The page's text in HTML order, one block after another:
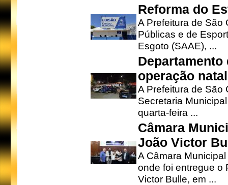
Reforma do
A Prefeitura de São
Públicas e de
Esgoto (SAAE), ...
operação
A Prefeitura de São
Secretaria
quarta-feira ...
Câmara
João Victor
A Câmara
onde foi entregue o
Victor Bulle, em ...